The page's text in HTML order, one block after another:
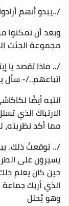
/..يبدو أنهم
وبعد أن تمكنوا
مجموعة الجثث
/.. ماذا تقصد
اتباعهم../- سأل
انتبه أيضًا
الارتباك الذي
مما أكد نظريته،
/.. توقعتُ ذلك.
يسيرون على
جين كان يعلم
الذي أربك
وهو يُحلل